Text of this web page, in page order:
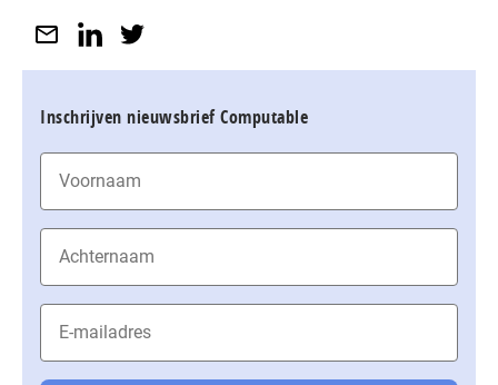
Inschrijven nieuwsbrief Computable